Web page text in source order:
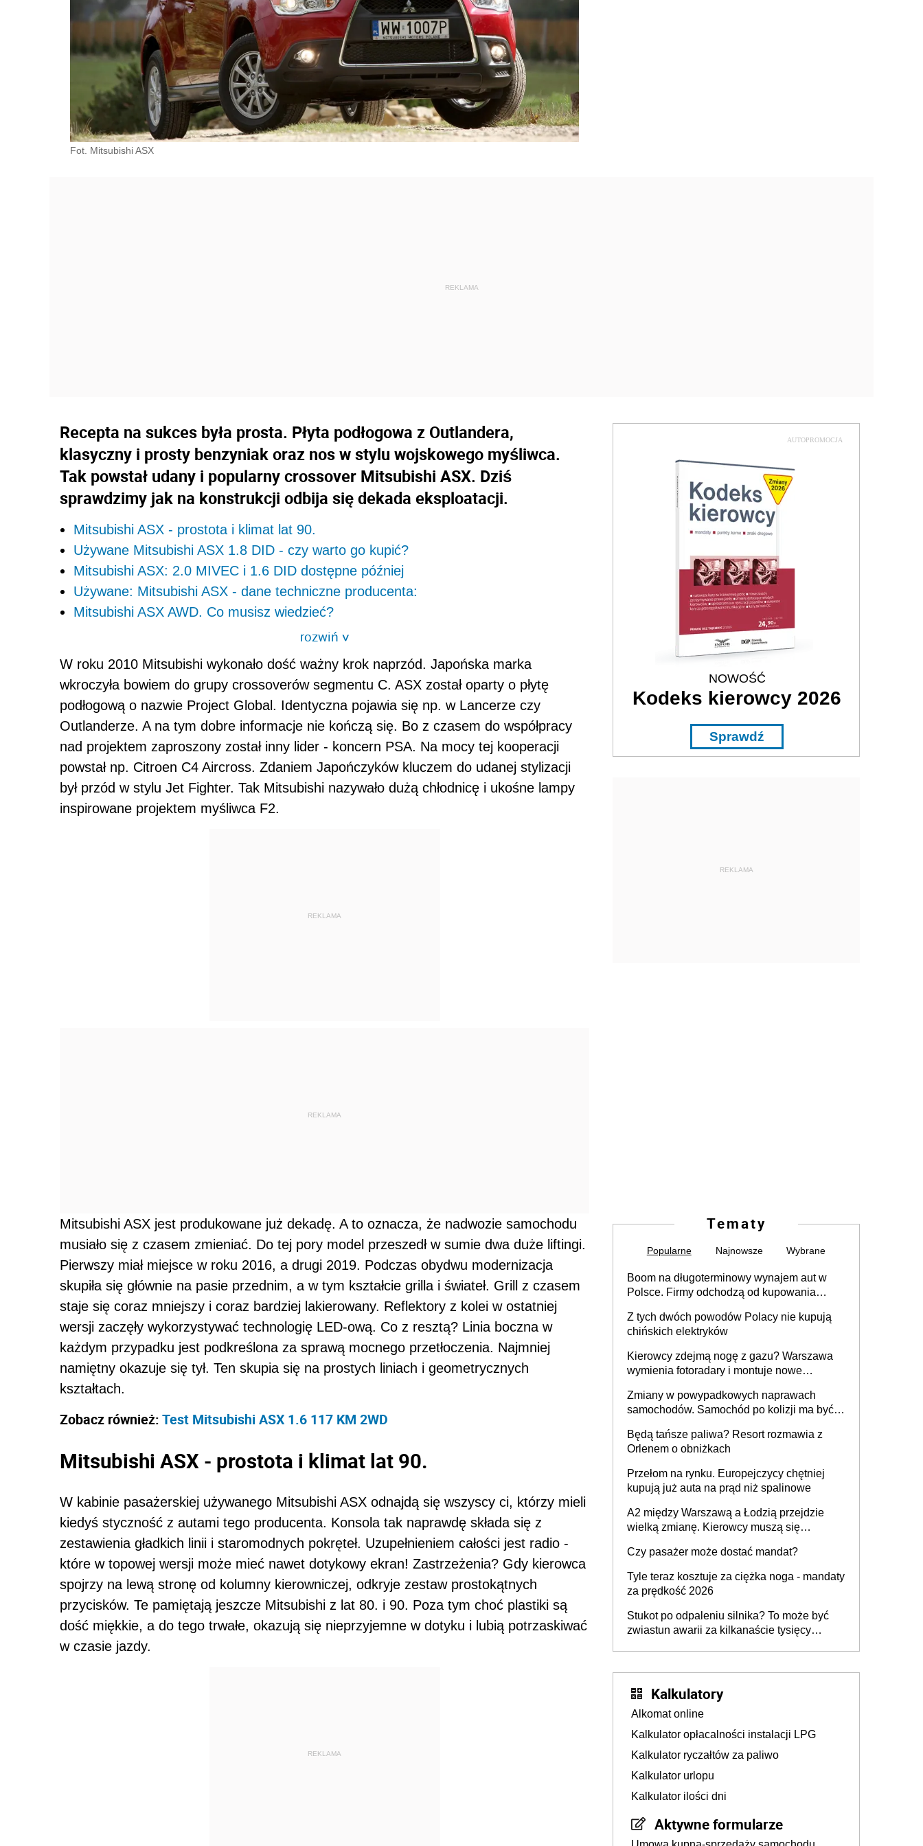
Fot. Mitsubishi ASX
Recepta na sukces była prosta. Płyta podłogowa z Outlandera,
klasyczny i prosty benzyniak oraz nos w stylu wojskowego myśliwca.
Tak powstał udany i popularny crossover Mitsubishi ASX. Dziś
sprawdzimy jak na konstrukcji odbija się dekada eksploatacji.
Mitsubishi ASX - prostota i klimat lat 90.
Używane Mitsubishi ASX 1.8 DID - czy warto go kupić?
Mitsubishi ASX: 2.0 MIVEC i 1.6 DID dostępne później
Używane: Mitsubishi ASX - dane techniczne producenta:
Mitsubishi ASX AWD. Co musisz wiedzieć?
rozwiń>
W roku 2010 Mitsubishi wykonało dość ważny krok naprzód. Japońska marka
wkroczyła bowiem do grupy crossoverów segmentu C. ASX został oparty o płytę
podłogową o nazwie Project Global. Identyczna pojawia się np. w Lancerze czy
Outlanderze. A na tym dobre informacje nie kończą się. Bo z czasem do współpracy
nad projektem zaproszony został inny lider - koncern PSA. Na mocy tej kooperacji
powstał np. Citroen C4 Aircross. Zdaniem Japończyków kluczem do udanej stylizacji
był przód w stylu Jet Fighter. Tak Mitsubishi nazywało dużą chłodnicę i ukośne lampy
inspirowane projektem myśliwca F2.
REKLAMA
REKLAMA
Mitsubishi ASX jest produkowane już dekadę. A to oznacza, że nadwozie samochodu
musiało się z czasem zmieniać. Do tej pory model przeszedł w sumie dwa duże liftingi.
Pierwszy miał miejsce w roku 2016, a drugi 2019. Podczas obydwu modernizacja
skupiła się głównie na pasie przednim, a w tym kształcie grilla i świateł. Grill z czasem
staje się coraz mniejszy i coraz bardziej lakierowany. Reflektory z kolei w ostatniej
wersji zaczęły wykorzystywać technologię LED-ową. Co z resztą? Linia boczna w
każdym przypadku jest podkreślona za sprawą mocnego przetłoczenia. Najmniej
namiętny okazuje się tył. Ten skupia się na prostych liniach i geometrycznych
kształtach.
Zobacz również:Test Mitsubishi ASX 1.6 117 KM 2WD
Mitsubishi ASX - prostota i klimat lat 90.
W kabinie pasażerskiej używanego Mitsubishi ASX odnajdą się wszyscy ci, którzy mieli
kiedyś styczność z autami tego producenta. Konsola tak naprawdę składa się z
zestawienia gładkich linii i staromodnych pokręteł. Uzupełnieniem całości jest radio -
które w topowej wersji może mieć nawet dotykowy ekran! Zastrzeżenia? Gdy kierowca
spojrzy na lewą stronę od kolumny kierowniczej, odkryje zestaw prostokątnych
przycisków. Te pamiętają jeszcze Mitsubishi z lat 80. i 90. Poza tym choć plastiki są
dość miękkie, a do tego trwałe, okazują się nieprzyjemne w dotyku i lubią potrzaskiwać
w czasie jazdy.
REKLAMA
AUTOPROMOCJA
NOWOŚĆ
Kodeks kierowcy 2026
Sprawdź
REKLAMA
Tematy
Popularne Najnowsze Wybrane
Boom na długoterminowy wynajem aut w
Polsce. Firmy odchodzą od kupowania
Z tych dwóch powodów Polacy nie kupują
chińskich elektryków
Kierowcy zdejmą nogę z gazu? Warszawa
wymienia fotoradary i montuje nowe
Zmiany w powypadkowych naprawach
samochodów. Samochód po kolizji ma być
technologią producenta
Będą tańsze paliwa? Resort rozmawia z
Orlenem o obniżkach
Przełom na rynku. Europejczycy chętniej
kupują już auta na prąd niż spalinowe
A2 między Warszawą a Łodzią przejdzie
wielką zmianę. Kierowcy muszą się
Czy pasażer może dostać mandat?
Tyle teraz kosztuje za ciężka noga - mandaty
za prędkość 2026
Stukot po odpaleniu silnika? To może być
zwiastun awarii za kilkanaście tysięcy
Kalkulatory
Alkomat online
Kalkulator opłacalności instalacji LPG
Kalkulator ryczałtów za paliwo
Kalkulator urlopu
Kalkulator ilości dni
Aktywne formularze